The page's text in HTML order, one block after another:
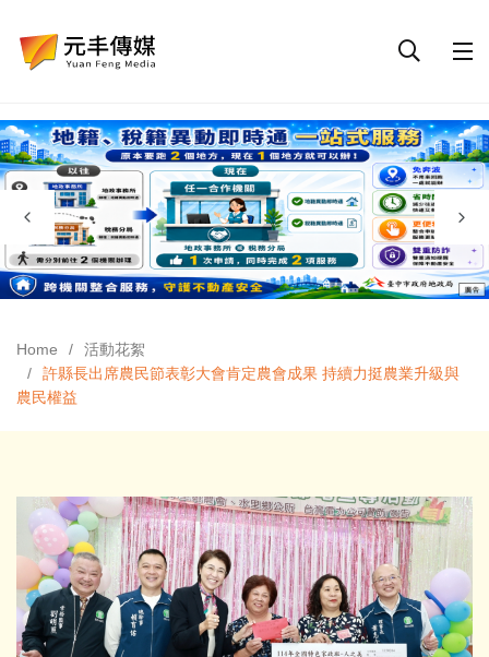
Home
活動花絮
許縣長出席農民節表彰大會肯定農會成果 持續力挺農業升級與
農民權益